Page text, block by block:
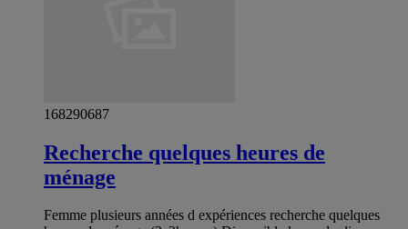
168290687
Recherche quelques heures de
ménage
Femme plusieurs années d expériences recherche quelques